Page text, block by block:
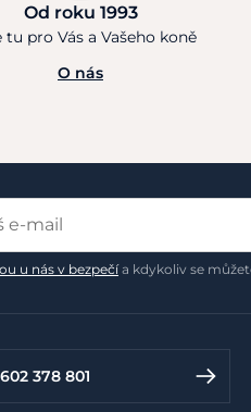
Od roku 1993
tu pro Vás a Vašeho koně
O nás
u nás v bezpečía kdykoliv se
378 801